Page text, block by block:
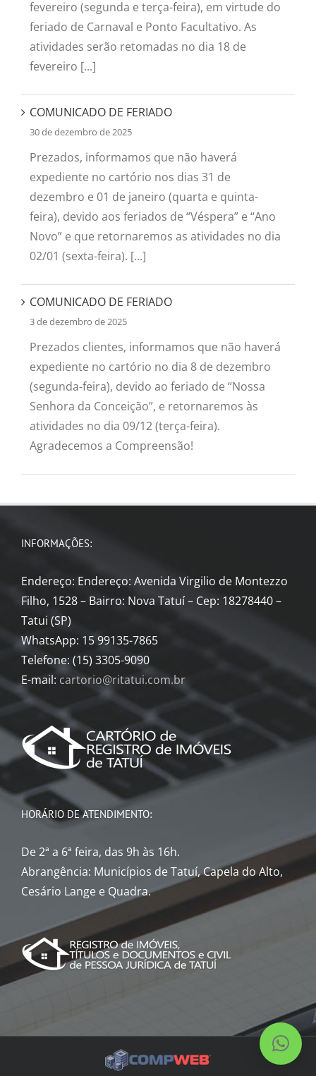
fevereiro (segunda e terça-feira), em virtude do
feriado de Carnaval e Ponto Facultativo. As
atividades serão retomadas no dia 18 de
fevereiro [...]
COMUNICADO DE FERIADO
30 de dezembro de 2025
Prezados, informamos que não haverá
expediente no cartório nos dias 31 de
dezembro e 01 de janeiro (quarta e quinta-
feira), devido aos feriados de “Véspera” e “Ano
Novo” e que retornaremos as atividades no dia
02/01 (sexta-feira). [...]
COMUNICADO DE FERIADO
3 de dezembro de 2025
Prezados clientes, informamos que não haverá
expediente no cartório no dia 8 de dezembro
(segunda-feira), devido ao feriado de “Nossa
Senhora da Conceição”, e retornaremos às
atividades no dia 09/12 (terça-feira).
Agradecemos a Compreensão!
INFORMAÇÕES:
Endereço: Endereço: Avenida Virgilio de Montezzo
Filho, 1528 – Bairro: Nova Tatuí – Cep: 18278440 –
Tatui (SP)
WhatsApp: 15 99135-7865
Telefone: (15) 3305-9090
E-mail: cartorio@ritatui.com.br
HORÁRIO DE ATENDIMENTO:
De 2ª a 6ª feira, das 9h às 16h.
Abrangência: Municípios de Tatuí, Capela do Alto,
Cesário Lange e Quadra.